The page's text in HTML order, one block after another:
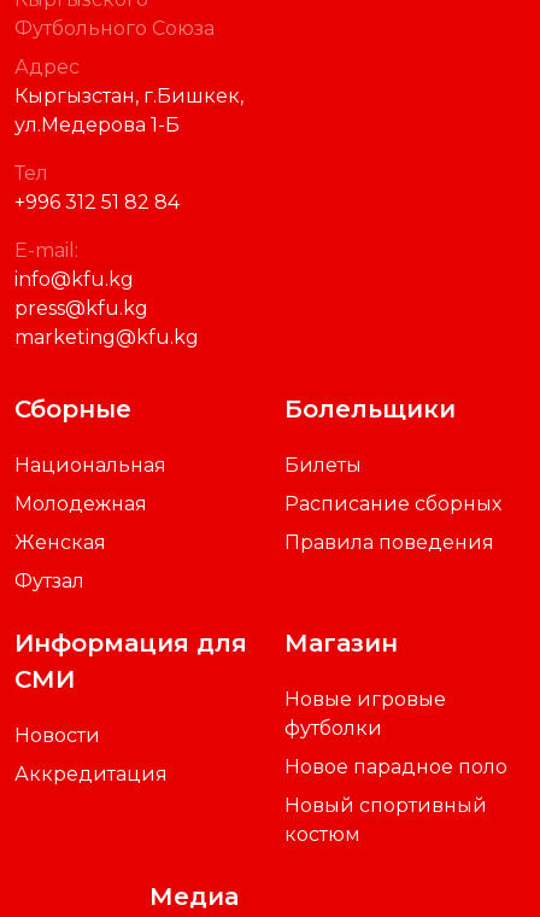
Футбольного Союза
Адрес
Кыргызстан, г.Бишкек,
ул.Медерова 1-Б
Тел
+996 312 51 82 84
E-mail:
info@kfu.kg
press@kfu.kg
marketing@kfu.kg
Сборные
Национальная
Молодежная
Женская
Футзал
Болельщики
Билеты
Расписание сборных
Правила поведения
Информация для
СМИ
Новости
Аккредитация
Магазин
Новые игровые
футболки
Новое парадное поло
Новый спортивный
костюм
Медиа